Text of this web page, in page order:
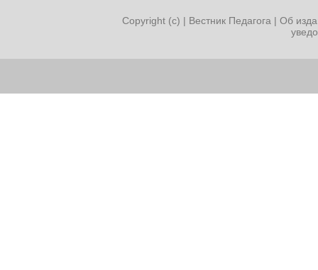
Copyright (c) | Вестник Педагога | Об